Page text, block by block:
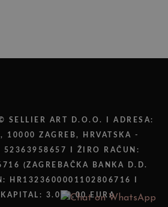
SELLIER ART D.O.O. I ADRESA:
10000 ZAGREB, HRVATSKA -
52363958657 I ŽIRO RAČUN:
(ZAGREBAČKA BANKA D.D.
HR1323600001102806716 I
3.000,00 EURA